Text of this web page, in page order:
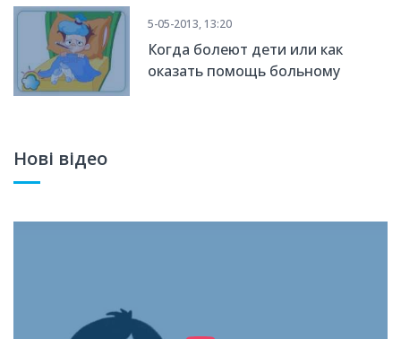
5-05-2013, 13:20
Когда болеют дети или как
оказать помощь больному
Нові відео